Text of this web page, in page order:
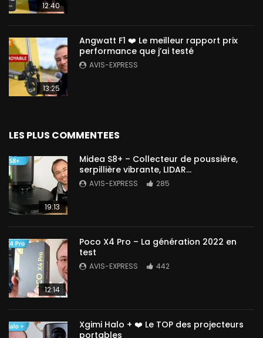
12:40
13:25
Angwatt F1 ❤️ Le meilleur rapport prix
performance que j’ai testé
AVIS-EXPRESS
LES PLUS COMMENTEES
19:13
Midea S8+ – Collecteur de poussière,
serpillière vibrante, LIDAR…
AVIS-EXPRESS 285
12:14
Poco X4 Pro – La génération 2022 en
test
AVIS-EXPRESS 442
Xgimi Halo + ❤️ Le TOP des projecteurs
portables